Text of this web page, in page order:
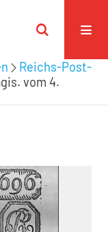
Reichs-Post-
vom 4.